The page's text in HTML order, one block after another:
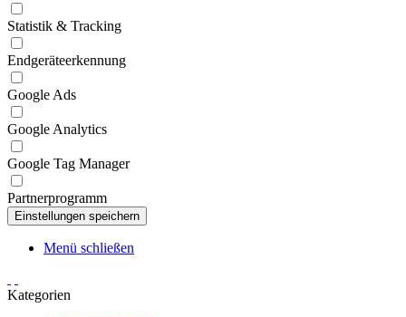
Statistik & Tracking
Endgeräteerkennung
Google Ads
Google Analytics
Google Tag Manager
Partnerprogramm
Menü schließen
Kategorien